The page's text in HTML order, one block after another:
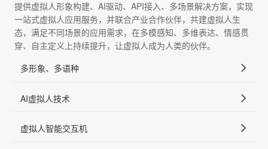
提供虚拟人形象构建、AI驱动、API接入、多场景解决方案，实现
一站式虚拟人应用服务，并联合产业合作伙伴，共建虚拟人生
态，满足不同场景的应用需求，在多模感知、多维表达、情感贯
穿、自主定义上持续提升，让虚拟人成为人类的伙伴。
多形象、多语种
AI虚拟人技术
虚拟人智能交互机